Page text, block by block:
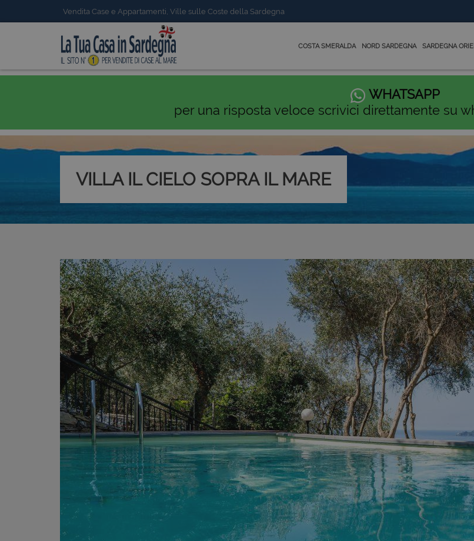
Vendita Case e Appartamenti, Ville sulle Coste della Sardegna
COSTA SMERALDA NORD SARDEGNA SARDEGNA
WHATSAPP
per una risposta veloce scrivici direttamente su
VILLA IL CIELO SOPRA IL MARE